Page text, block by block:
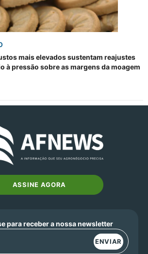
mais elevados sustentam reajustes
à pressão sobre as margens da moagem
ASSINE AGORA
para receber a nossa newsletter
ENVIAR